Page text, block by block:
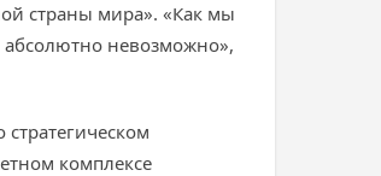
страны мира». «Как мы
невозможно»,
комплексе